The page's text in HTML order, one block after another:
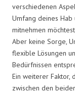
verschiedenen
Umfang deines Hab
mitnehmen
Aber keine Sorge,
flexible Lösungen
Bedürfnissen
Ein weiterer Faktor,
zwischen den